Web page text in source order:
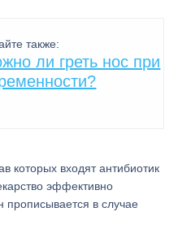
также:
ли греть нос при
которых входят антибиотик
эффективно
прописывается в случае